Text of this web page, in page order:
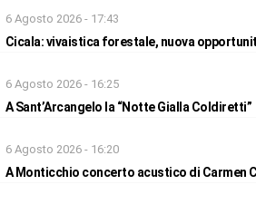
6 Agosto 2026 - 17:43
Cicala: vivaistica forestale, nuova
6 Agosto 2026 - 16:25
A Sant’Arcangelo la “Notte Gialla Coldiretti”
6 Agosto 2026 - 16:20
A Monticchio concerto acustico di Carmen